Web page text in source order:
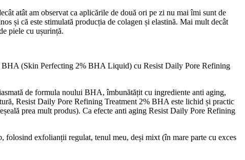
atât am observat ca aplicările de două ori pe zi nu mai îmi sunt de
și că este stimulată producția de colagen și elastină. Mai mult decât
piele cu ușurință.
BHA (Skin Perfecting 2% BHA Liquid) cu Resist Daily Pore Refining
de formula noului BHA, îmbunătățit cu ingrediente anti aging,
Resist Daily Pore Refining Treatment 2% BHA este lichid și practic
prea mult produs). Ca efecte anti aging Resist Daily Pore Refining
folosind exfolianții regulat, tenul meu, deși mixt (în mare parte cu exces